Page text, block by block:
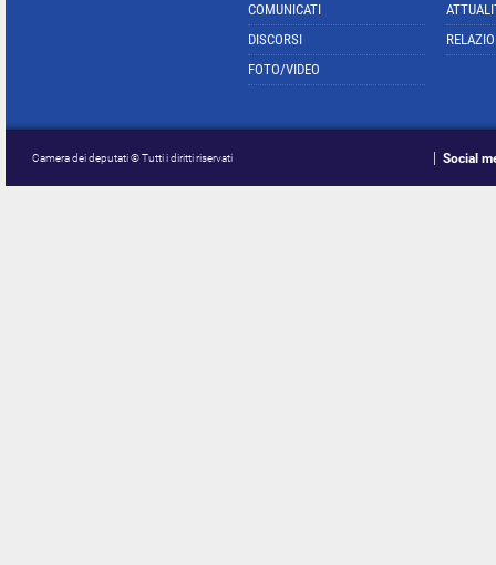
COMUNICATI
DISCORSI
FOTO/VIDEO
Camera dei deputati © Tutti i diritti riservati Social